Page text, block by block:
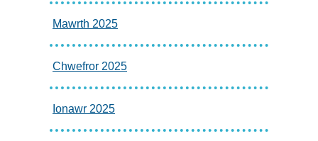
Mawrth 2025
Chwefror 2025
Ionawr 2025